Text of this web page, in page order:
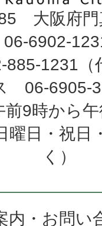
City 大阪府門
6902-
885-1231（
06-6905-
9時から午
曜日・祝日
く）
内・お問い